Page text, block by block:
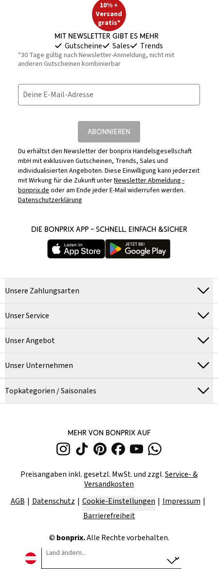
10% +
Versand
gratis*
Mit Newsletter gibt es mehr
Gutscheine Sales Trends
*30 Tage gültig nach Newsletter-Anmeldung, nicht mit
anderen Gutscheinen kombinierbar
Deine E-Mail-Adresse
ABONNIEREN
Du erhältst den Newsletter der bonprix Handelsgesellschaft
mbH mit exklusiven Gutscheinen, Trends, Sales und
individualisierten Angeboten. Diese Einwilligung kann jederzeit
mit Wirkung für die Zukunft unterNewsletter Abmeldung -
bonprix.deoder am Ende jeder E-Mail widerrufen werden.
Datenschutzerklärung
DIE BONPRIX APP – SCHNELL, EINFACH &SICHER
Unsere Zahlungsarten
Unser Service
Unser Angebot
Unser Unternehmen
Topkategorien / Saisonales
MEHR VON BONPRIX AUF
Preisangaben inkl. gesetzl. MwSt. und zzgl.Service- &
Versandkosten
AGB
Datenschutz Cookie-Einstellungen
Impressum
Barrierefreiheit
© bonprix.Alle Rechte vorbehalten.
Land ändern...